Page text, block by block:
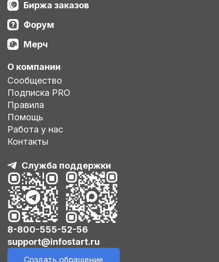
Биржа заказов
Форум
Мерч
О компании
Сообщество
Подписка PRO
Правила
Помощь
Работа у нас
Контакты
Служба поддержки
8-800-555-52-56
support@infostart.ru
Создать обращение